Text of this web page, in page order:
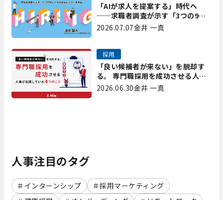
「AIが求人を提案する」時代へ
──求職者調査が示す「3つの9
割」と、採用担当が今すべき準備
2026.07.07金井 一真
「良い候補者が来ない」を脱却す
る。 専門職採用を成功させる人事
が実践している4つのこと
採用
2026.06.30金井 一真
人事注目のタグ
インターンシップ
採用マーケティング